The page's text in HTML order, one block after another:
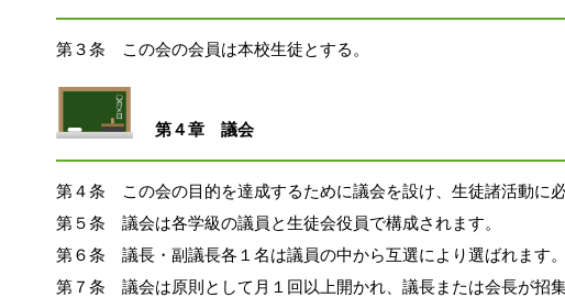
第３条　この会の会員は本校生徒とする。
第４章　議会
第４条　この会の目的を達成するために議会を設け、生徒諸活動に
第５条　議会は各学級の議員と生徒会役員で構成されます。
第６条　議長・副議長各１名は議員の中から互選により選ばれます。
第７条　議会は原則として月１回以上開かれ、議長または会長が招